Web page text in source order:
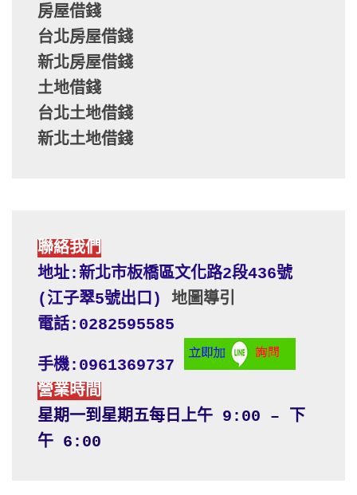
房屋借錢
台北房屋借錢
新北房屋借錢
土地借錢
台北土地借錢
新北土地借錢
聯絡我們
地址:新北市板橋區文化路2段436號
(江子翠5號出口) 地圖導引
電話:0282595585
手機:0961369737
營業時間
星期一到星期五每日上午 9:00 – 下
午 6:00